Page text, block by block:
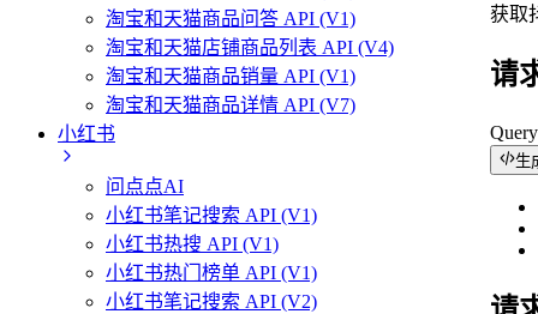
淘宝和天猫商品问答 API (V1)
淘宝和天猫店铺商品列表 API (V4)
淘宝和天猫商品销量 API (V1)
淘宝和天猫商品详情 API (V7)
小红书
问点点AI
小红书笔记搜索 API (V1)
小红书热搜 API (V1)
小红书热门榜单 API (V1)
小红书笔记搜索 API (V2)
获取
请
生